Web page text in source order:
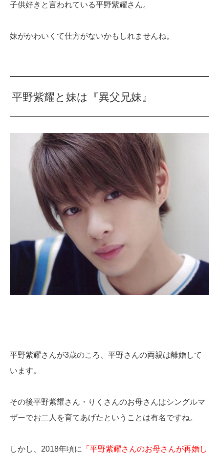
子供好きと言われている平野紫耀さん。
妹がかわいくて仕方がないかもしれませんね。
平野紫耀と妹は『異父兄妹』
平野紫耀さんが3歳のころ、平野さんの両親は離婚して
います。
その後平野紫耀さん・りくさんのお母さんはシングルマ
ザーでお二人を育てあげたということは有名ですね。
しかし、2018年頃に 「平野紫耀さんのお母さんが再婚し